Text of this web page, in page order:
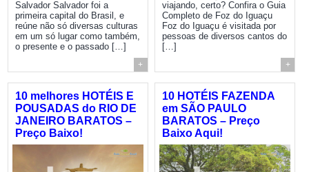
Salvador Salvador foi a
primeira capital do Brasil, e
reúne não só diversas culturas
em um só lugar como também,
o presente e o passado […]
+
viajando, certo? Confira o Guia
Completo de Foz do Iguaçu
Foz do Iguaçu é visitada por
pessoas de diversos cantos do
[…]
+
10 melhores HOTÉIS E
POUSADAS do RIO DE
JANEIRO BARATOS –
Preço Baixo!
10 HOTÉIS FAZENDA
em SÃO PAULO
BARATOS – Preço
Baixo Aqui!